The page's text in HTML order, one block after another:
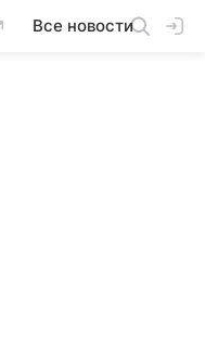
Все новости